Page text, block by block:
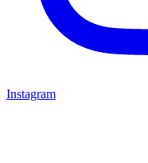
Instagram